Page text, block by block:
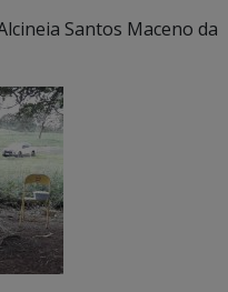
Santos Maceno da